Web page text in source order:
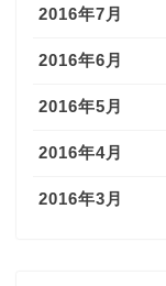
2016年7月
2016年6月
2016年5月
2016年4月
2016年3月